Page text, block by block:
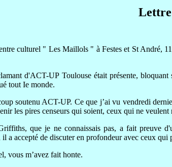
Lettre
culturel " Les Maillols " à Festes et St André,
d'ACT-UP Toulouse était présente,
tout Ie monde.
soutenu ACT-UP. Ce que j’ai vu vendredi
les pires censeurs qui soient, ceux qui ne veulent
que je ne connaissais pas, a fait preuve
a accepté de discuter en profondeur avec ceux
vous m’avez fait honte.